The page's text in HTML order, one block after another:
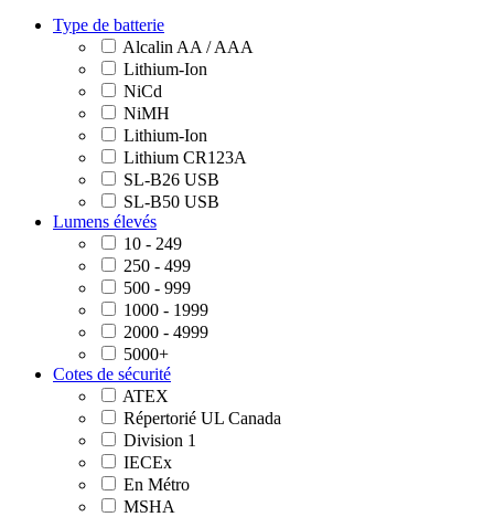
Type de batterie
Alcalin AA / AAA
Lithium-Ion
NiCd
NiMH
Lithium-Ion
Lithium CR123A
SL-B26 USB
SL-B50 USB
Lumens élevés
10 - 249
250 - 499
500 - 999
1000 - 1999
2000 - 4999
5000+
Cotes de sécurité
ATEX
Répertorié UL Canada
Division 1
IECEx
En Métro
MSHA